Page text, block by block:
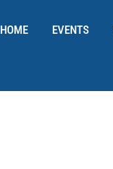
HOME EVENTS